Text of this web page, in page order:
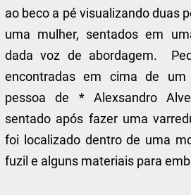
ao beco a pé visualizando duas
uma mulher, sentados em
dada voz de abordagem.
encontradas em cima de
pessoa de * Alexsandro
sentado após fazer uma
foi localizado dentro de uma
fuzil e alguns materiais para